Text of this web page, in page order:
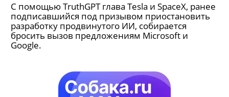
С помощью TruthGPT глава Tesla и SpaceX, ранее
подписавшийся под призывом приостановить
разработку продвинутого ИИ, собирается
бросить вызов предложениям Microsoft и
Google.